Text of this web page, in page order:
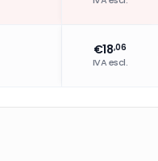
€18,06
IVA escl.